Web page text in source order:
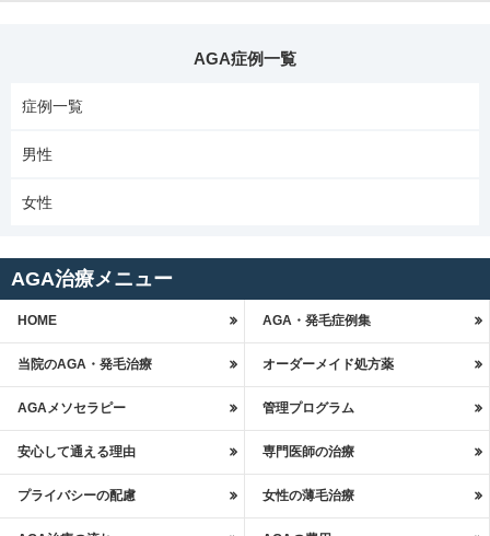
AGA症例一覧
症例一覧
男性
女性
AGA治療メニュー
HOME AGA・発毛症例集
当院のAGA・発毛治療 オーダーメイド処方薬
AGAメソセラピー 管理プログラム
安心して通える理由 専門医師の治療
プライバシーの配慮 女性の薄毛治療